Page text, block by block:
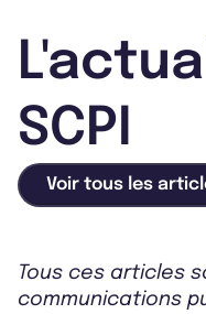
SCPI
Voir tous les
Tous ces articles
communications